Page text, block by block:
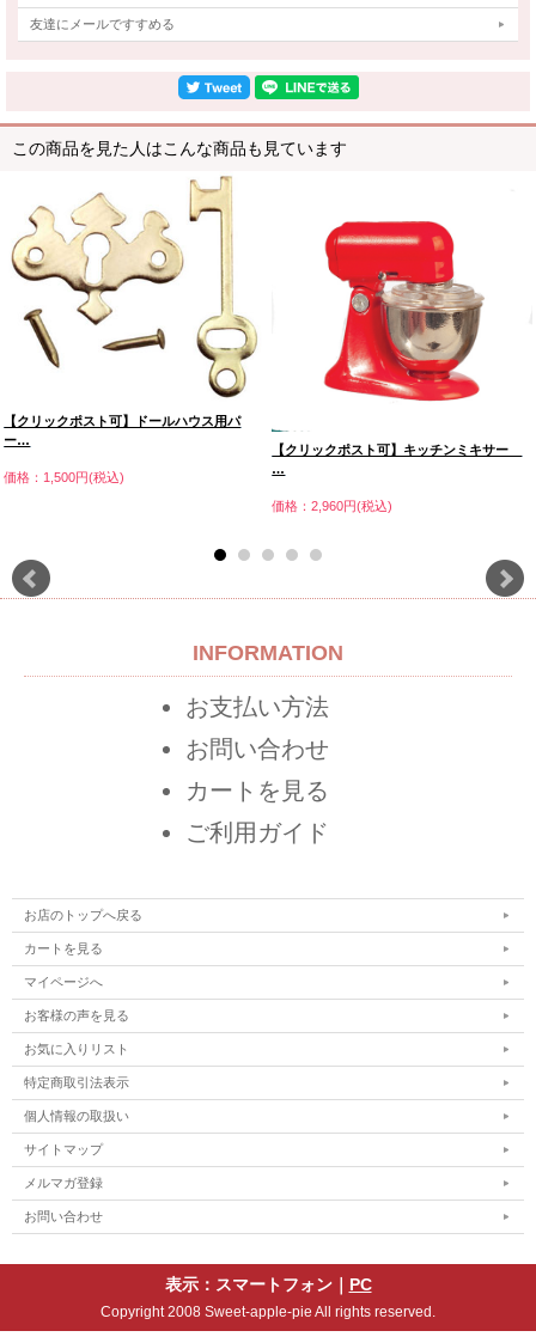
友達にメールですすめる
この商品を見た人はこんな商品も見ています
【クリックポスト可】ドールハウス用パ
ー…
価格：1,500円(税込)
【クリックポスト可】キッチンミキサー
…
価格：2,960円(税込)
INFORMATION
お支払い方法
お問い合わせ
カートを見る
ご利用ガイド
お店のトップへ戻る
カートを見る
マイページへ
お客様の声を見る
お気に入りリスト
特定商取引法表示
個人情報の取扱い
サイトマップ
メルマガ登録
お問い合わせ
表示：スマートフォン｜ PC
Copyright 2008 Sweet-apple-pie All rights reserved.